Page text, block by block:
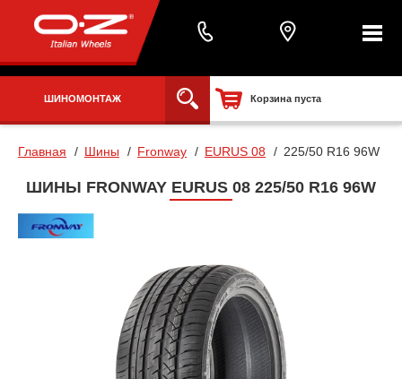
ШИНОМОНТАЖ Корзина пуста
Главная Шины Fronway EURUS 08 225/50 R16 96W
ШИНЫ FRONWAY EURUS 08 225/50 R16 96W